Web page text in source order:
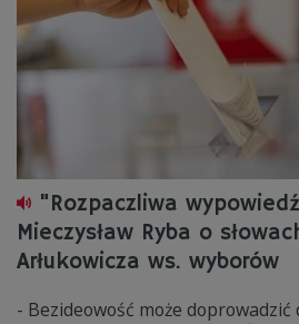
"Rozpaczliwa
Mieczysław Ryba o
Arłukowicza ws. wyborów
- Bezideowość może